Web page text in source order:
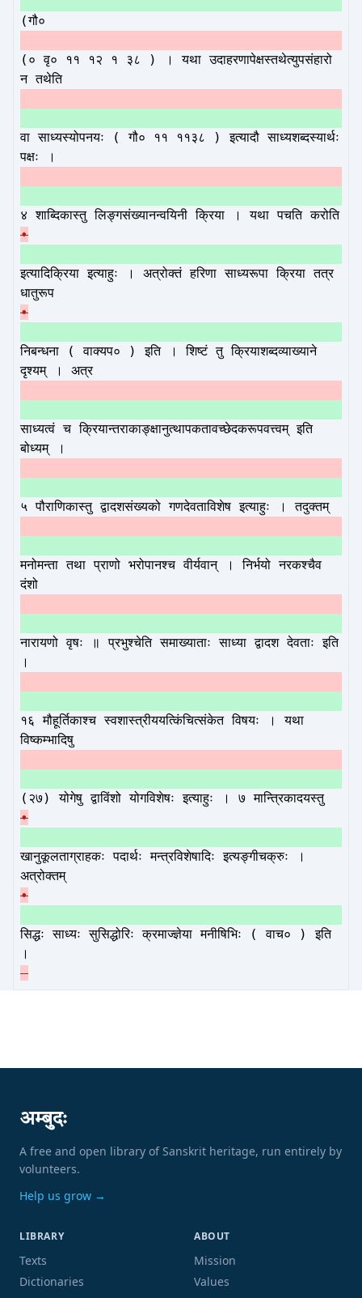
(गौ०
(० वृ० ११ १२ १ ३८ ) । यथा उदाहरणापेक्षस्तथेत्युपसंहारो
न तथेति
वा साध्यस्योपनयः ( गौ० ११ ११३८ ) इत्यादौ साध्यशब्दस्यार्थः
पक्षः ।
४ शाब्दिकास्तु लिङ्गसंख्यानन्वयिनी क्रिया । यथा पचति करोति
•
इत्यादिक्रिया इत्याहुः । अत्रोक्तं हरिणा साध्यरूपा क्रिया तत्र
धातुरूप
•
निबन्धना ( वाक्यप० ) इति । शिष्टं तु क्रियाशब्दव्याख्याने
दृश्यम् । अत्र
साध्यत्वं च क्रियान्तराकाङ्क्षानुत्थापकतावच्छेदकरूपवत्त्वम् इति
बोध्यम् ।
५ पौराणिकास्तु द्वादशसंख्यको गणदेवताविशेष इत्याहुः । तदुक्तम्
मनोमन्ता तथा प्राणो भरोपानश्च वीर्यवान् । निर्भयो नरकश्चैव
दंशो
नारायणो वृषः ॥ प्रभुश्चेति समाख्याताः साध्या द्वादश देवताः इति
।
१६ मौहूर्तिकाश्च स्वशास्त्रीययत्किंचित्संकेत विषयः । यथा
विष्कम्भादिषु
(२७) योगेषु द्वाविंशो योगविशेषः इत्याहुः । ७ मान्त्रिकादयस्तु
•
खानुकूलताग्राहकः पदार्थः मन्त्रविशेषादिः इत्यङ्गीचक्रुः ।
अत्रोक्तम्
•
सिद्धः साध्यः सुसिद्धोरिः क्रमाज्ज्ञेया मनीषिभिः ( वाच० ) इति
।
अम्बुदः
A free and open library of Sanskrit heritage, run entirely by
volunteers.
Help us grow →
LIBRARY
Texts
Dictionaries
ABOUT
Mission
Values